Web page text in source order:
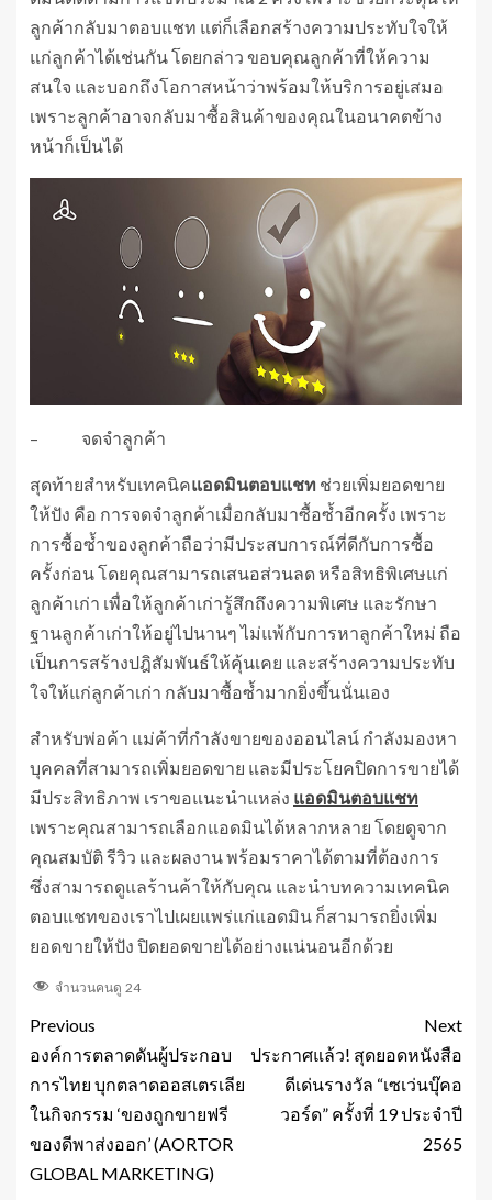
ลูกค้ากลับมาตอบแชท แต่ก็เลือกสร้างความประทับใจให้
แก่ลูกค้าได้เช่นกัน โดยกล่าว ขอบคุณลูกค้าที่ให้ความ
สนใจ และบอกถึงโอกาสหน้าว่าพร้อมให้บริการอยู่เสมอ
เพราะลูกค้าอาจกลับมาซื้อสินค้าของคุณในอนาคตข้าง
หน้าก็เป็นได้
– จดจำลูกค้า
สุดท้ายสำหรับเทคนิคแอดมินตอบแชท ช่วยเพิ่มยอดขาย
ให้ปัง คือ การจดจำลูกค้าเมื่อกลับมาซื้อซ้ำอีกครั้ง เพราะ
การซื้อซ้ำของลูกค้าถือว่ามีประสบการณ์ที่ดีกับการซื้อ
ครั้งก่อน โดยคุณสามารถเสนอส่วนลด หรือสิทธิพิเศษแก่
ลูกค้าเก่า เพื่อให้ลูกค้าเก่ารู้สึกถึงความพิเศษ และรักษา
ฐานลูกค้าเก่าให้อยู่ไปนานๆ ไม่แพ้กับการหาลูกค้าใหม่ ถือ
เป็นการสร้างปฎิสัมพันธ์ให้คุ้นเคย และสร้างความประทับ
ใจให้แก่ลูกค้าเก่า กลับมาซื้อซ้ำมากยิ่งขึ้นนั่นเอง
สำหรับพ่อค้า แม่ค้าที่กำลังขายของออนไลน์ กำลังมองหา
บุคคลที่สามารถเพิ่มยอดขาย และมีประโยคปิดการขายได้
มีประสิทธิภาพ เราขอแนะนำแหล่ง แอดมินตอบแชท
เพราะคุณสามารถเลือกแอดมินได้หลากหลาย โดยดูจาก
คุณสมบัติ รีวิว และผลงาน พร้อมราคาได้ตามที่ต้องการ
ซึ่งสามารถดูแลร้านค้าให้กับคุณ และนำบทความเทคนิค
ตอบแชทของเราไปเผยแพร่แก่แอดมิน ก็สามารถยิ่งเพิ่ม
ยอดขายให้ปัง ปิดยอดขายได้อย่างแน่นอนอีกด้วย
จำนวนคนดู 24
Previous
องค์การตลาดดันผู้ประกอบ
การไทย บุกตลาดออสเตรเลีย
ในกิจกรรม ‘ของถูกขายฟรี
ของดีพาส่งออก’ (AORTOR
GLOBAL MARKETING)
Next
ประกาศแล้ว! สุดยอดหนังสือ
ดีเด่นรางวัล “เซเว่นบุ๊คอ
วอร์ด” ครั้งที่ 19 ประจำปี
2565